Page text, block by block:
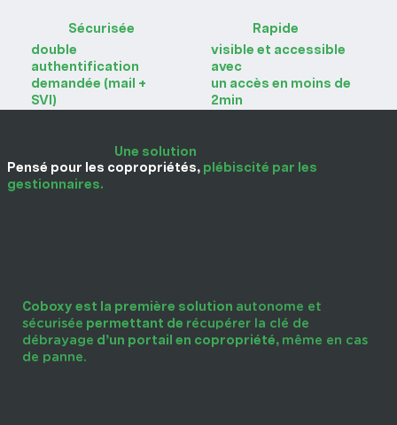
Sécurisée
double
authentification
demandée (mail +
SVI)
Rapide
visible et accessible
avec
un accès en moins de
2min
Une solution
Pensé pour les copropriétés,plébiscité par les
gestionnaires.
Coboxy est la première solution autonome et
sécurisée permettant de récupérer la clé de
débrayage d’un portail en copropriété, même en cas
de panne.